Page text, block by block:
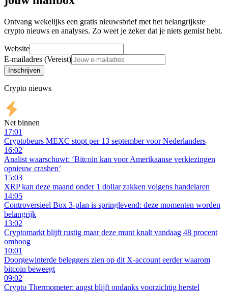
Ontvang wekelijks een gratis nieuwsbrief met het belangrijkste
crypto nieuws en analyses. Zo weet je zeker dat je niets gemist hebt.
Website
E-mailadres (Vereist)
Inschrijven
Crypto nieuws
Net binnen
17:01
Cryptobeurs MEXC stopt per 13 september voor Nederlanders
16:02
Analist waarschuwt: ‘Bitcoin kan voor Amerikaanse verkiezingen
opnieuw crashen’
15:03
XRP kan deze maand onder 1 dollar zakken volgens handelaren
14:05
Controversieel Box 3-plan is springlevend: deze momenten worden
belangrijk
13:02
Cryptomarkt blijft rustig maar deze munt knalt vandaag 48 procent
omhoog
10:01
Doorgewinterde beleggers zien op dit X-account eerder waarom
bitcoin beweegt
09:02
Crypto Thermometer: angst blijft ondanks voorzichtig herstel